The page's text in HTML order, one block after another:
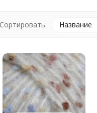
Сортировать: Название